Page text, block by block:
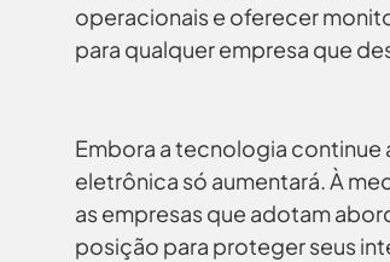
operacionais e oferecer
para qualquer empresa que
Embora a tecnologia continue
eletrônica só aumentará. À
as empresas que adotam
posição para proteger seus